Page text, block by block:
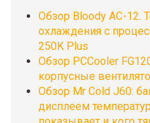
Обзор Bloody AC-12.
охлаждения с
250K Plus
Обзор PCCooler
корпусные
Обзор Mr Cold J60:
дисплеем